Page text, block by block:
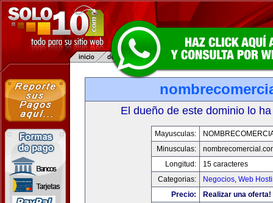
El dueño de este dominio lo
Mayusculas:
Minusculas:
Longitud:
15 caracteres
Categorias:
Negocios, Web
Precio:
Realizar una oferta!